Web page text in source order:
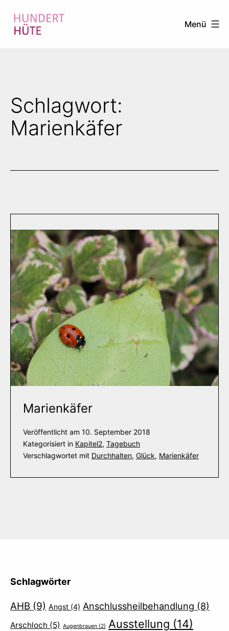
Inhalt
Menü
Schlagwort:
Marienkäfer
Marienkäfer
Veröffentlicht am 10. September 2018
Kategorisiert in Kapitel2, Tagebuch
Verschlagwortet mit Durchhalten, Glück, Marienkäfer
Schlagwörter
AHB (9) Angst (4) Anschlussheilbehandlung (8)
Arschloch (5) Augenbrauen (2) Ausstellung (14)